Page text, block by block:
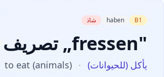
B1
haben شاذ
تصريف „fressen"
يأكل (للحيوانات) ·
to eat (animals)